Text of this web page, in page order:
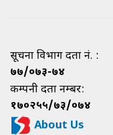
सूचना विभाग दर्ता नं. :
७७/०७३-७४
कम्पनी दर्ता नम्बर:
१७०२५५/७३/०७४
About Us